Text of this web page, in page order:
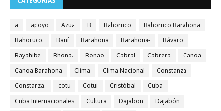
a apoyo Azua B Bahoruco
Bahoruco Barahona
Bahoruco.
Baní Barahona Barahona-
Bávaro
Bayahibe
Bhona. Bonao Cabral Cabrera
Canoa
Canoa Barahona
Clima Clima Nacional
Constanza
Constanza.
cotu Cotui Cristóbal
Cuba
Cuba Internacionales
Cultura Dajabon
Dajabón